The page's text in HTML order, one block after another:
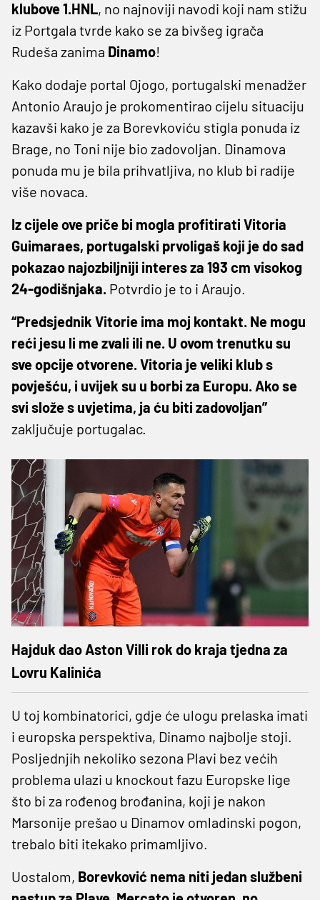
klubove 1.HNL, no najnoviji navodi koji nam stižu
iz Portgala tvrde kako se za bivšeg igrača
Rudeša zanima Dinamo!
Kako dodaje portal Ojogo, portugalski menadžer
Antonio Araujo je prokomentirao cijelu situaciju
kazavši kako je za Borevkoviću stigla ponuda iz
Brage, no Toni nije bio zadovoljan. Dinamova
ponuda mu je bila prihvatljiva, no klub bi radije
više novaca.
Iz cijele ove priče bi mogla profitirati Vitoria
Guimaraes, portugalski prvoligaš koji je do sad
pokazao najozbiljniji interes za 193 cm visokog
24-godišnjaka. Potvrdio je to i Araujo.
“Predsjednik Vitorie ima moj kontakt. Ne mogu
reći jesu li me zvali ili ne. U ovom trenutku su
sve opcije otvorene. Vitoria je veliki klub s
povješću, i uvijek su u borbi za Europu. Ako se
svi slože s uvjetima, ja ću biti zadovoljan”
zaključuje portugalac.
Hajduk dao Aston Villi rok do kraja tjedna za
Lovru Kalinića
U toj kombinatorici, gdje će ulogu prelaska imati
i europska perspektiva, Dinamo najbolje stoji.
Posljednjih nekoliko sezona Plavi bez većih
problema ulazi u knockout fazu Europske lige
što bi za rođenog brođanina, koji je nakon
Marsonije prešao u Dinamov omladinski pogon,
trebalo biti itekako primamljivo.
Uostalom, Borevković nema niti jedan službeni